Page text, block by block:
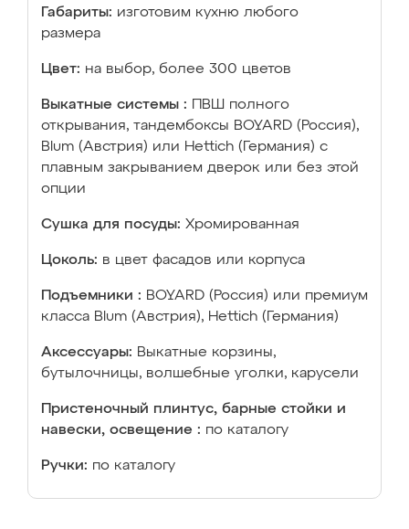
Габариты: изготовим кухню любого
размера
Цвет: на выбор, более 300 цветов
Выкатные системы :
ПВШ полного
открывания, тандембоксы BOYARD (Россия),
Blum (Австрия) или Hettich (Германия) с
плавным закрыванием дверок или без этой
опции
Сушка для посуды: Хромированная
Цоколь: в цвет фасадов или корпуса
Подъемники : BOYARD (Россия) или премиум
класса Blum (Австрия), Hettich (Германия)
Аксессуары: Выкатные корзины,
бутылочницы, волшебные уголки, карусели
Пристеночный плинтус, барные стойки и
навески, освещение : по каталогу
Ручки: по каталогу